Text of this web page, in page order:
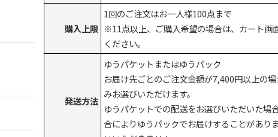
購入上限
1回のご注文はお一人様100点まで
※11点以上、ご購入希望の場合は、カート画
ください。
発送方法
ゆうパケットまたはゆうパック
お届け先ごとのご注文金額が7,400円以上の
みお選びいただけます。
ゆうパケットでの配送をお選びいただいた場
合によりゆうパックでお届けすることがあり